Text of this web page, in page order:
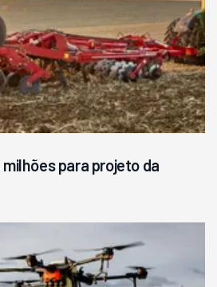
milhões para projeto da